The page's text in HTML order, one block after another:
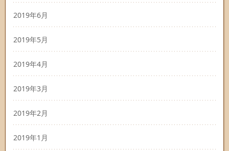
2019年6月
2019年5月
2019年4月
2019年3月
2019年2月
2019年1月